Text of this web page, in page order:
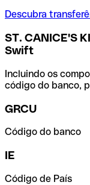
Descubra
ST. CANICE'S
Swift
Incluindo os
código do banco,
GRCU
Código do banco
IE
Código de País